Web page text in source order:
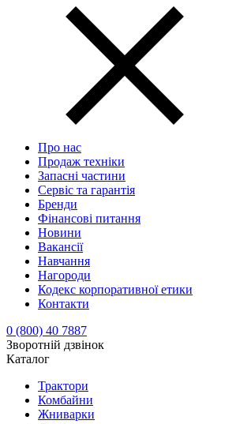
Про нас
Продаж техніки
Запасні частини
Сервіс та гарантія
Бренди
Фінансові питання
Новини
Вакансії
Навчання
Нагороди
Кодекс корпоративної етики
Контакти
0 (800) 40 7887
Зворотній дзвінок
Каталог
Трактори
Комбайни
Жниварки